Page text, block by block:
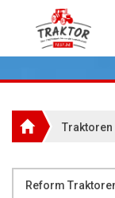
Traktoren
Reform